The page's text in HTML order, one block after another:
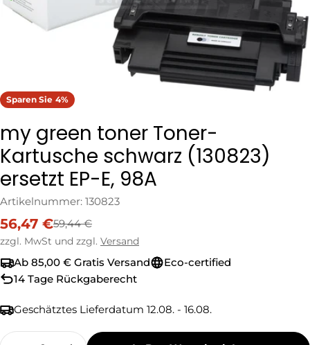
Sparen Sie 4%
my green toner Toner-
Kartusche schwarz (130823)
ersetzt EP-E, 98A
Artikelnummer: 130823
Verkaufspreis
56,47 €
Regulärer
Preis
59,44 €
zzgl. MwSt und zzgl. Versand
Ab 85,00 € Gratis Versand
Eco-certified
14 Tage Rückgaberecht
Geschätztes Lieferdatum 12.08. - 16.08.
Menge